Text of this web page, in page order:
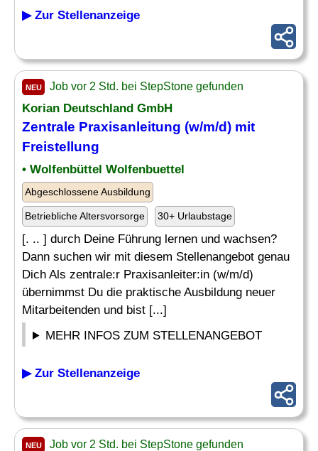
▶ Zur Stellenanzeige
NEU Job vor 2 Std. bei StepStone gefunden
Korian Deutschland GmbH
Zentrale Praxisanleitung (w/m/d) mit
Freistellung
• Wolfenbüttel Wolfenbuettel
Abgeschlossene Ausbildung
Betriebliche Altersvorsorge 30+ Urlaubstage
[. .. ] durch Deine Führung lernen und wachsen?
Dann suchen wir mit diesem Stellenangebot genau
Dich Als zentrale:r Praxisanleiter:in (w/m/d)
übernimmst Du die praktische Ausbildung neuer
Mitarbeitenden und bist [...]
MEHR INFOS ZUM STELLENANGEBOT
▶ Zur Stellenanzeige
NEU Job vor 2 Std. bei StepStone gefunden